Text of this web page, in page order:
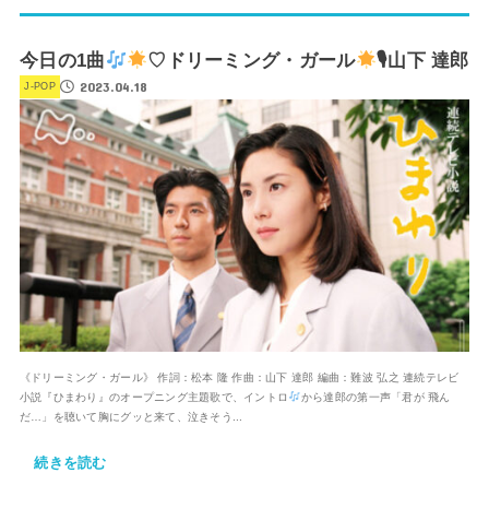
今日の1曲 ♡ドリーミング・ガール 🎙山下 達郎
J-POP 2023.04.18
《ドリーミング・ガール》 作詞：松本 隆 作曲：山下 達郎 編曲：難波 弘之 連続テレビ
小説『ひまわり』のオープニング主題歌で、イントロ
から達郎の第一声「君が 飛ん
だ…」を聴いて胸にグッと来て、泣きそう...
続きを読む